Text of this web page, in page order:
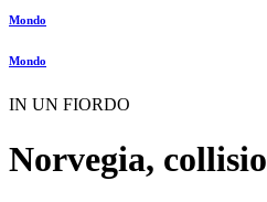
Mondo
Mondo
IN UN FIORDO
Norvegia,